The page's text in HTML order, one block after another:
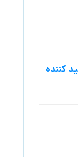
کننده